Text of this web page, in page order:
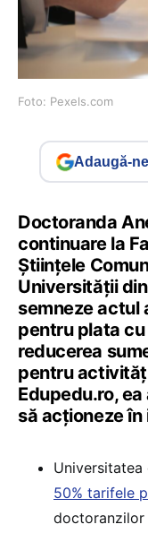
Foto: Pexels.com
Adaugă-
Doctoranda
continuare la
Științele
Universității
semneze actul
pentru plata
reducerea
pentru
Edupedu.ro,
să acționeze
Universitatea
50% tarifele
doctoranzilor